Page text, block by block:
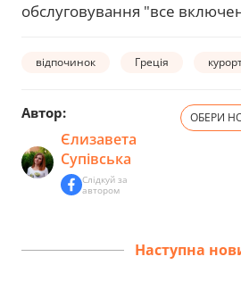
обслуговування "все
відпочинок Греція
Автор:
Єлизавета
Супівська
Слідкуй за
автором
ОБЕРИ
Наступна